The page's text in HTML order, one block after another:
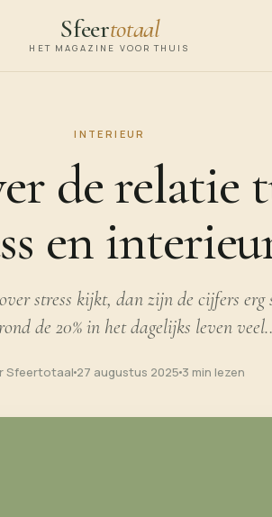
Sfeertotaal
HET MAGAZINE VOOR THUIS
INTERIEUR
de relatie
en
stress kijkt, dan zijn de cijfers erg
de 20% in het dagelijks leven
Sfeertotaal 27 augustus 2025 3 min lezen